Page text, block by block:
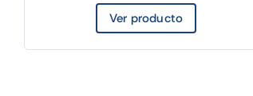
Ver producto